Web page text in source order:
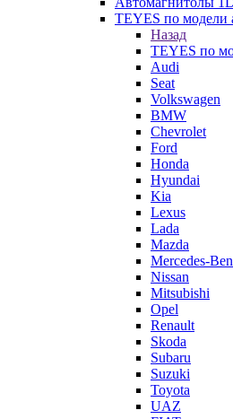
TEYES по модели
Назад
TEYES по
Audi
Seat
Volkswagen
BMW
Chevrolet
Ford
Honda
Hyundai
Kia
Lexus
Lada
Mazda
Mercedes-
Nissan
Mitsubishi
Opel
Renault
Skoda
Subaru
Suzuki
Toyota
UAZ